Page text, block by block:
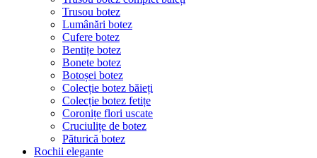
Trusou botez
Lumânări botez
Cufere botez
Bentițe botez
Bonete botez
Botoșei botez
Colecție botez băieți
Colecție botez fetițe
Coronițe flori uscate
Cruciulițe de botez
Păturică botez
Rochii elegante